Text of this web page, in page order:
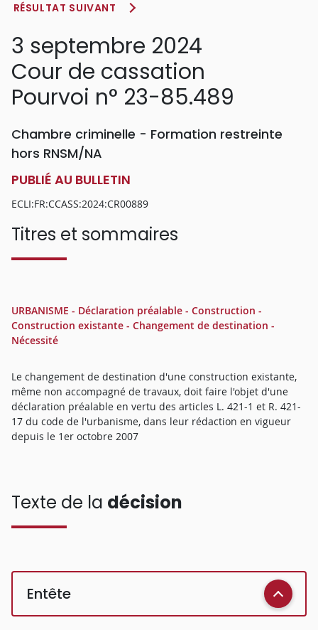
RÉSULTAT SUIVANT
3 septembre 2024
Cour de cassation
Pourvoi n° 23-85.489
Chambre criminelle - Formation restreinte
hors RNSM/NA
PUBLIÉ AU BULLETIN
ECLI:FR:CCASS:2024:CR00889
Titres et sommaires
URBANISME - Déclaration préalable - Construction -
Construction existante - Changement de destination -
Nécessité
Le changement de destination d'une construction existante,
même non accompagné de travaux, doit faire l'objet d'une
déclaration préalable en vertu des articles L. 421-1 et R. 421-
17 du code de l'urbanisme, dans leur rédaction en vigueur
depuis le 1er octobre 2007
Texte de la décision
Entête